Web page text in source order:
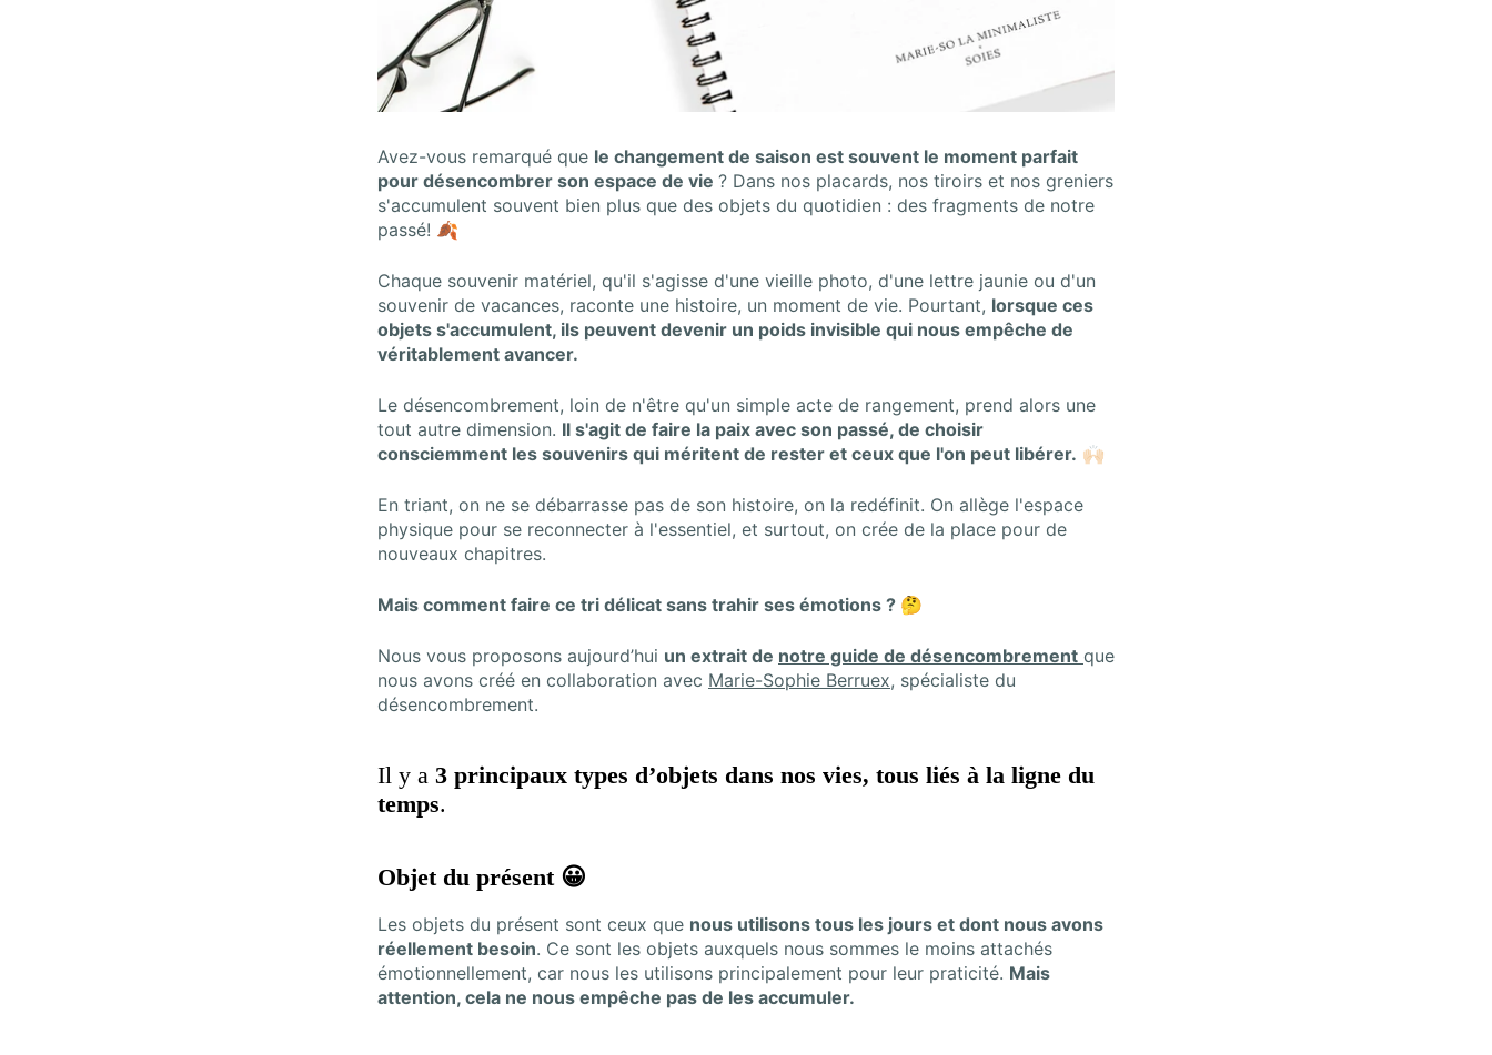
Avez-vous remarqué que le changement de saison est souvent le moment parfait
pour désencombrer son espace de vie ? Dans nos placards, nos tiroirs et nos greniers
s'accumulent souvent bien plus que des objets du quotidien : des fragments de notre
passé! 🍂
Chaque souvenir matériel, qu'il s'agisse d'une vieille photo, d'une lettre jaunie ou d'un
souvenir de vacances, raconte une histoire, un moment de vie. Pourtant, lorsque ces
objets s'accumulent, ils peuvent devenir un poids invisible qui nous empêche de
véritablement avancer.
Le désencombrement, loin de n'être qu'un simple acte de rangement, prend alors une
tout autre dimension. Il s'agit de faire la paix avec son passé, de choisir
consciemment les souvenirs qui méritent de rester et ceux que l'on peut libérer. 🙌🏻
En triant, on ne se débarrasse pas de son histoire, on la redéfinit. On allège l'espace
physique pour se reconnecter à l'essentiel, et surtout, on crée de la place pour de
nouveaux chapitres.
Mais comment faire ce tri délicat sans trahir ses émotions ? 🤔
Nous vous proposons aujourd’hui un extrait de notre guide de désencombrement que
nous avons créé en collaboration avec Marie-Sophie Berruex, spécialiste du
désencombrement.
Il y a 3 principaux types d’objets dans nos vies, tous liés à la ligne du
temps.
Objet du présent 😀
Les objets du présent sont ceux que nous utilisons tous les jours et dont nous avons
réellement besoin. Ce sont les objets auxquels nous sommes le moins attachés
émotionnellement, car nous les utilisons principalement pour leur praticité. Mais
attention, cela ne nous empêche pas de les accumuler.